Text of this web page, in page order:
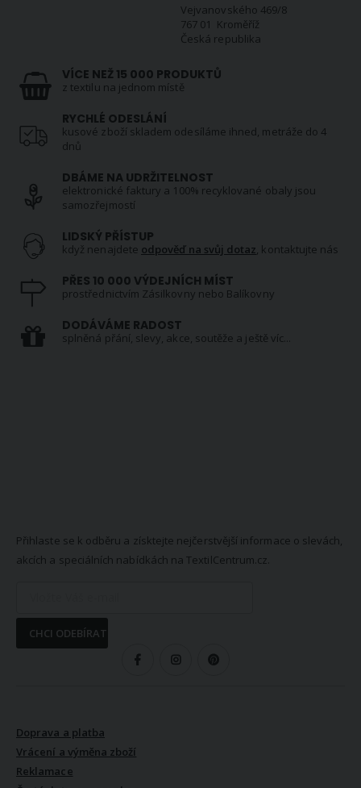
Vejvanovského 469/8
767 01 Kroměříž
Česká republika
VÍCE NEŽ 15 000 PRODUKTŮ
z textilu na jednom místě
RYCHLÉ ODESLÁNÍ
kusové zboží skladem odesíláme ihned, metráže do 4
dnů
DBÁME NA UDRŽITELNOST
elektronické faktury a 100% recyklované obaly jsou
samozřejmostí
LIDSKÝ PŘÍSTUP
když nenajdete odpověď na svůj dotaz, kontaktujte nás
PŘES 10 000 VÝDEJNÍCH MÍST
prostřednictvím Zásilkovny nebo Balíkovny
DODÁVÁME RADOST
splněná přání, slevy, akce, soutěže a ještě víc...
Přihlaste se k odběru a získtejte nejčerstvější informace o slevách,
akcích a speciálních nabídkách na TextilCentrum.cz.
CHCI ODEBÍRAT
Doprava a platba
Vrácení a výměna zboží
Reklamace